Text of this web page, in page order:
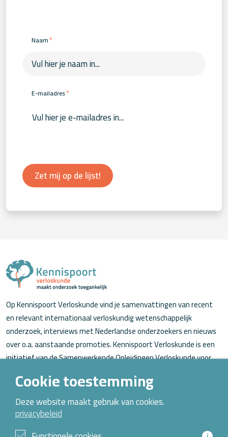
Naam*
E-mailadres*
Zet mij op de lijst!
Op Kennispoort Verloskunde vind je samenvattingen van recent
en relevant internationaal verloskundig wetenschappelijk
onderzoek, interviews met Nederlandse onderzoekers en nieuws
over o.a. aanstaande promoties. Kennispoort Verloskunde is een
initiatief van de Samenwerkende Opleidingen Verloskunde voor
Over Kennispoort Verloskunde
Contact
Archief
Cookie toestemming
Deze website maakt gebruik van cookies.
privacybeleid